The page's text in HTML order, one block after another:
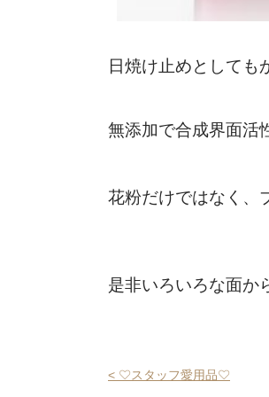
日焼け止めとしても
無添加で合成界面活
花粉だけではなく、
是非いろいろな面か
< ♡スタッフ愛用品♡